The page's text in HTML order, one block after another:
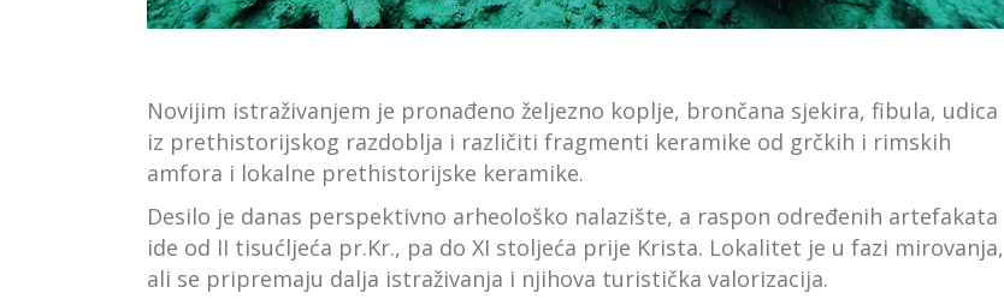
Novijim istraživanjem je pronađeno željezno koplje, brončana sjekira, fibula, udica
iz prethistorijskog razdoblja i različiti fragmenti keramike od grčkih i rimskih
amfora i lokalne prethistorijske keramike.
Desilo je danas perspektivno arheološko nalazište, a raspon određenih artefakata
ide od II tisućljeća pr.Kr., pa do XI stoljeća prije Krista. Lokalitet je u fazi mirovanja,
ali se pripremaju dalja istraživanja i njihova turistička valorizacija.